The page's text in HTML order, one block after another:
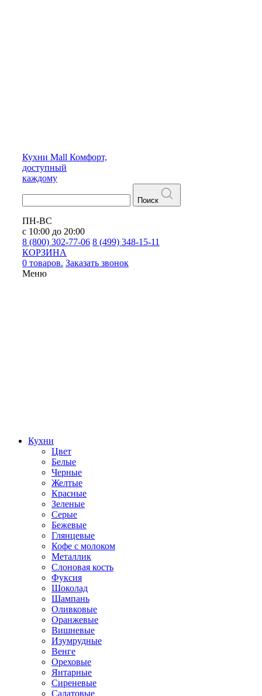
Кухни Mall Комфорт,
доступный
каждому
Поиск
ПН-ВС
с 10:00 до 20:00
8 (800) 302-77-06 8 (499) 348-15-11
КОРЗИНА
0 товаров. Заказать звонок
Меню
Кухни
Цвет
Белые
Черные
Желтые
Красные
Зеленые
Серые
Бежевые
Глянцевые
Кофе с молоком
Металлик
Слоновая кость
Фуксия
Шоколад
Шампань
Оливковые
Оранжевые
Вишневые
Изумрудные
Венге
Ореховые
Янтарные
Сиреневые
Салатовые